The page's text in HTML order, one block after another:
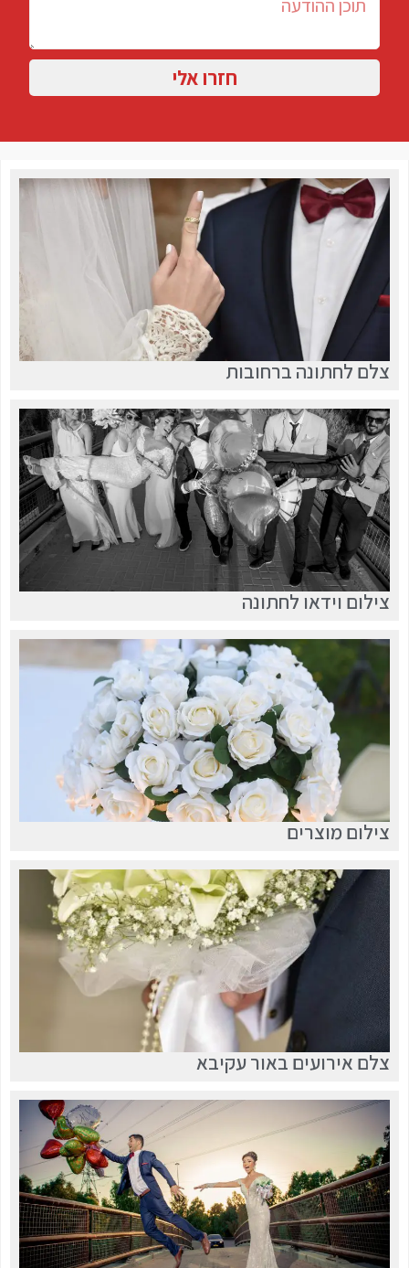
חזרו אלי
צלם לחתונה ברחובות
צילום וידאו לחתונה
צילום מוצרים
צלם אירועים באור עקיבא